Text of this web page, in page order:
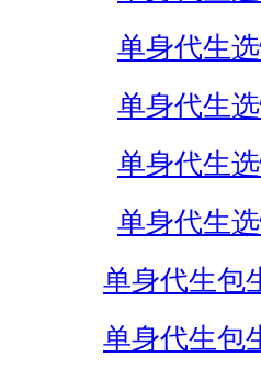
单身代生
单身代生
单身代生
单身代生
单身代生包
单身代生包